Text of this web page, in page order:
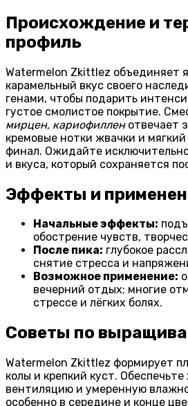
Происхождение и
профиль
Watermelon Zkittlez объединяет
карамельный вкус своего
генами, чтобы подарить
густое смолистое покрытие.
мирцен, кариофилленотвечает
кремовые нотки жвачки и
финал. Ожидайте
и вкуса, который сохраняется
Эффекты и
Начальные эффекты:
обострение чувств,
После пика: глубокое
снятие стресса и
Возможное применение:
вечерний отдых; многие
стрессе и лёгких болях.
Советы по
Watermelon Zkittlez формирует
колы и крепкий куст.
вентиляцию и умеренную
особенно в середине и конце